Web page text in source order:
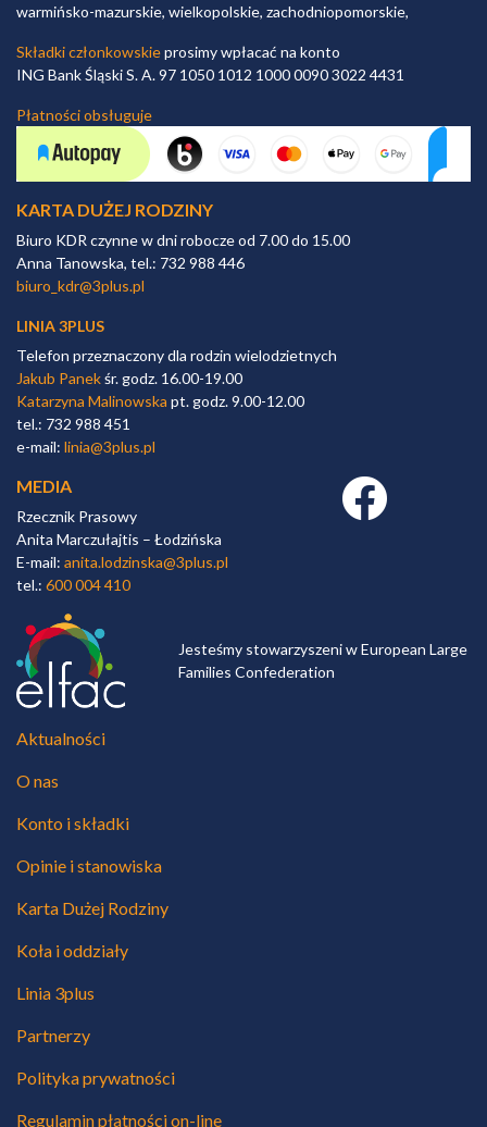
warmińsko-mazurskie, wielkopolskie, zachodniopomorskie,
Składki członkowskieprosimy wpłacać na konto
ING Bank Śląski S. A. 97 1050 1012 1000 0090 3022 4431
Płatności obsługuje
KARTA DUŻEJ RODZINY
Biuro KDR czynne w dni robocze od 7.00 do 15.00
Anna Tanowska, tel.: 732 988 446
biuro_kdr@3plus.pl
LINIA 3PLUS
Telefon przeznaczony dla rodzin wielodzietnych
Jakub Panekśr. godz. 16.00-19.00
Katarzyna Malinowska pt. godz. 9.00-12.00
tel.: 732 988 451
e-mail: linia@3plus.pl
MEDIA
Rzecznik Prasowy
Anita Marczułajtis – Łodzińska
E-mail: anita.lodzinska@3plus.pl
tel.: 600 004 410
Facebook link
Jesteśmy stowarzyszeni w European Large
Families Confederation
Aktualności
O nas
Konto i składki
Opinie i stanowiska
Karta Dużej Rodziny
Koła i oddziały
Linia 3plus
Partnerzy
Polityka prywatności
Regulamin płatności on-line